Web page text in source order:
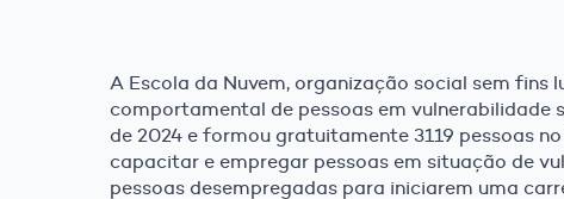
A Escola da Nuvem, organização social sem
comportamental de pessoas em vulnerabilidade
de 2024 e formou gratuitamente 3119 pessoas
capacitar e empregar pessoas em situação de
pessoas desempregadas para iniciarem uma